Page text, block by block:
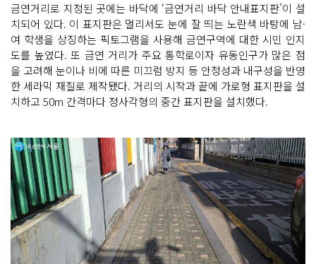
금연거리로 지정된 곳에는 바닥에 ‘금연거리 바닥 안내표지판’이 설
치되어 있다. 이 표지판은 멀리서도 눈에 잘 띄는 노란색 바탕에 남·
여 학생을 상징하는 픽토그램을 사용해 금연구역에 대한 시민 인지
도를 높였다. 또 금연 거리가 주요 통학로이자 유동인구가 많은 점
을 고려해 눈이나 비에 따른 미끄럼 방지 등 안정성과 내구성을 반영
한 세라믹 재질로 제작됐다. 거리의 시작과 끝에 가로형 표지판을 설
치하고 50m 간격마다 정사각형의 중간 표지판을 설치했다.